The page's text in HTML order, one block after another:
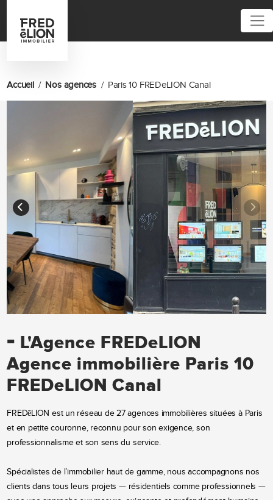
Accueil Nos agences Paris 10 FREDeLION Canal
- L'Agence FREDeLION
Agence immobilière Paris 10
FREDeLION Canal
FREDēLION est un réseau de 27 agences immobilières situées à Paris
et en petite couronne, reconnu pour son exigence, son
professionnalisme et son sens du service.
Spécialistes de l’immobilier haut de gamme, nous accompagnons nos
clients dans tous leurs projets — résidentiels comme professionnels —